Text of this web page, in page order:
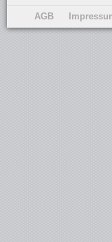
AGB